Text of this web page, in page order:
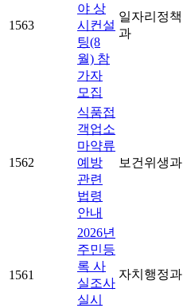
1563
야 상
시컨설
팅(8
월) 참
가자
모집
일자리정책
과
1562
식품접
객업소
마약류
예방
관련
법령
안내
보건위생과
1561
2026년
주민등
록 사
실조사
실시
자치행정과